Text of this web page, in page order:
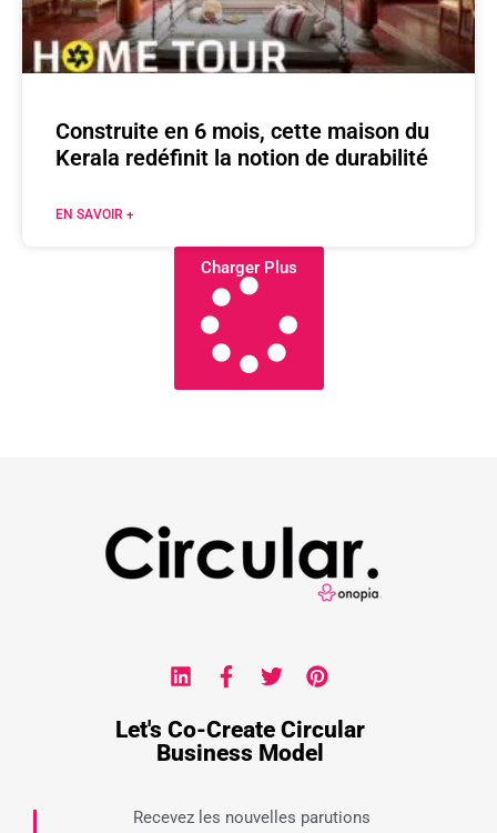
Construite en 6 mois, cette maison du
Kerala redéfinit la notion de durabilité
EN SAVOIR +
Charger Plus
Let's Co-Create Circular
Business Model
Recevez les nouvelles parutions